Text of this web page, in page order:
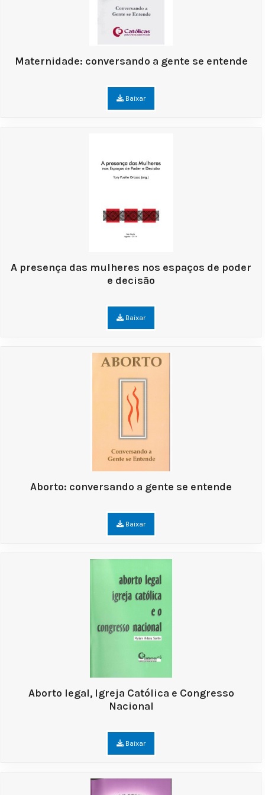
Maternidade: conversando a gente se entende
Baixar
A presença das mulheres nos espaços de poder
e decisão
Baixar
Aborto: conversando a gente se entende
Baixar
Aborto legal, Igreja Católica e Congresso
Nacional
Baixar